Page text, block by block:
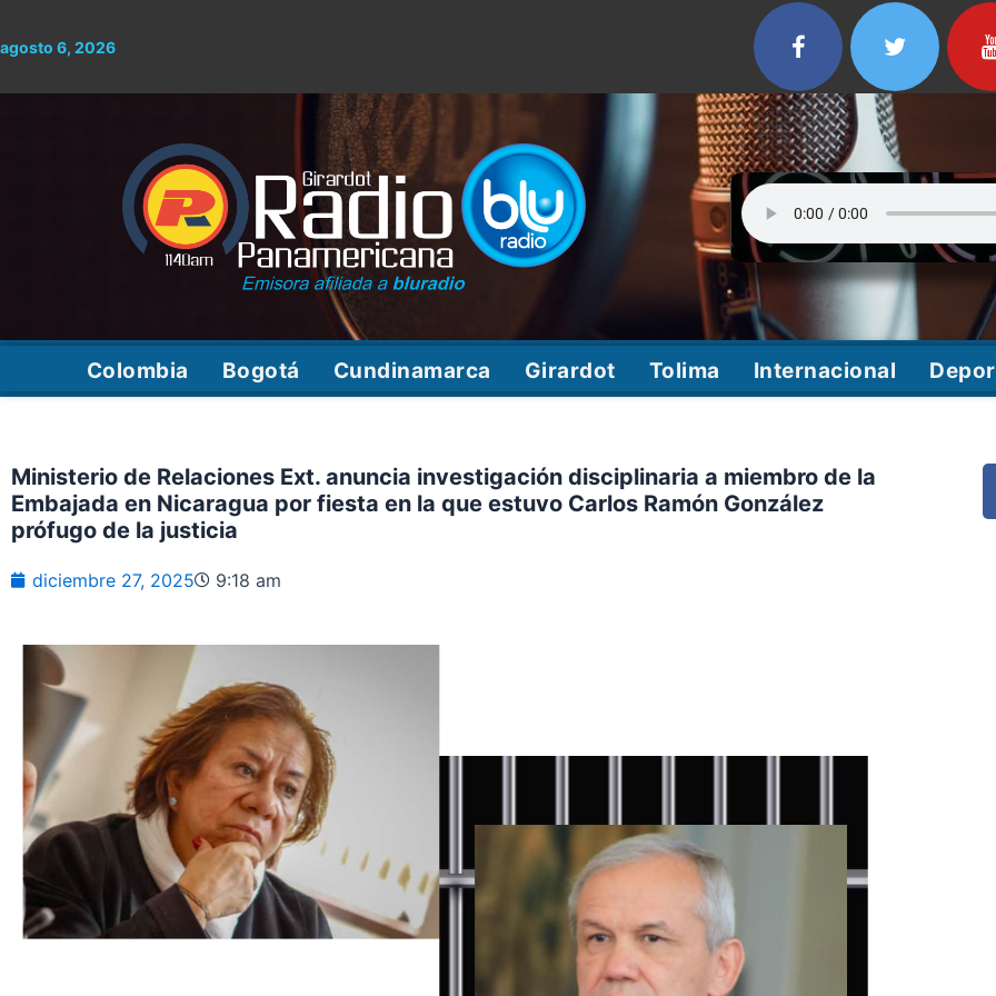
al
agosto 6, 2026
Colombia Bogotá Cundinamarca Girardot Tolima Internacional
Ministerio de Relaciones Ext. anuncia investigación disciplinaria a miembro de la
Embajada en Nicaragua por fiesta en la que estuvo Carlos Ramón González
prófugo de la justicia
diciembre 27, 2025 9:18 am